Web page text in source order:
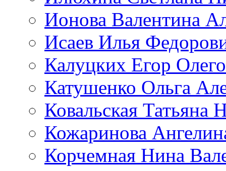
Ионова Валентина
Исаев Илья
Калуцких Егор
Катушенко Ольга
Ковальская Татьяна
Кожаринова
Корчемная Нина